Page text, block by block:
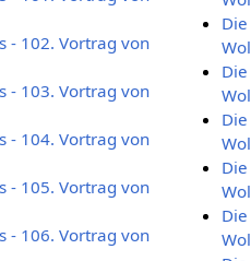
- 102. Vortrag von
- 103. Vortrag von
- 104. Vortrag von
- 105. Vortrag von
- 106. Vortrag von